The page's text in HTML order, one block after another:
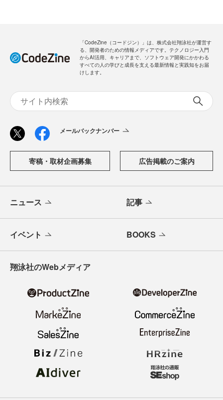
「CodeZine（コードジン）」は、株式会社翔泳社が運営す
る、開発者のための情報メディアです。テクノロジー入門
からAI活用、キャリアまで、ソフトウェア開発にかかわる
すべての人の学びと成長を支える最新情報と実践知をお届
けします。
メールバックナンバー
寄稿・取材企画募集 広告掲載のご案内
ニュース 記事
イベント BOOKS
翔泳社のWebメディア